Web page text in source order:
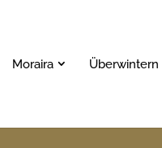
Moraira Überwintern